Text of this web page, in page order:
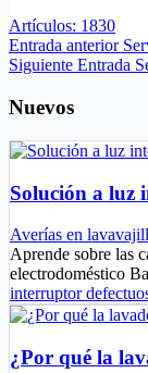
Artículos: 1830
Entrada anterior
Siguiente Entrada
Nuevos
Solución a luz
Averías en
Aprende sobre las
electrodoméstico
interruptor
¿Por qué la